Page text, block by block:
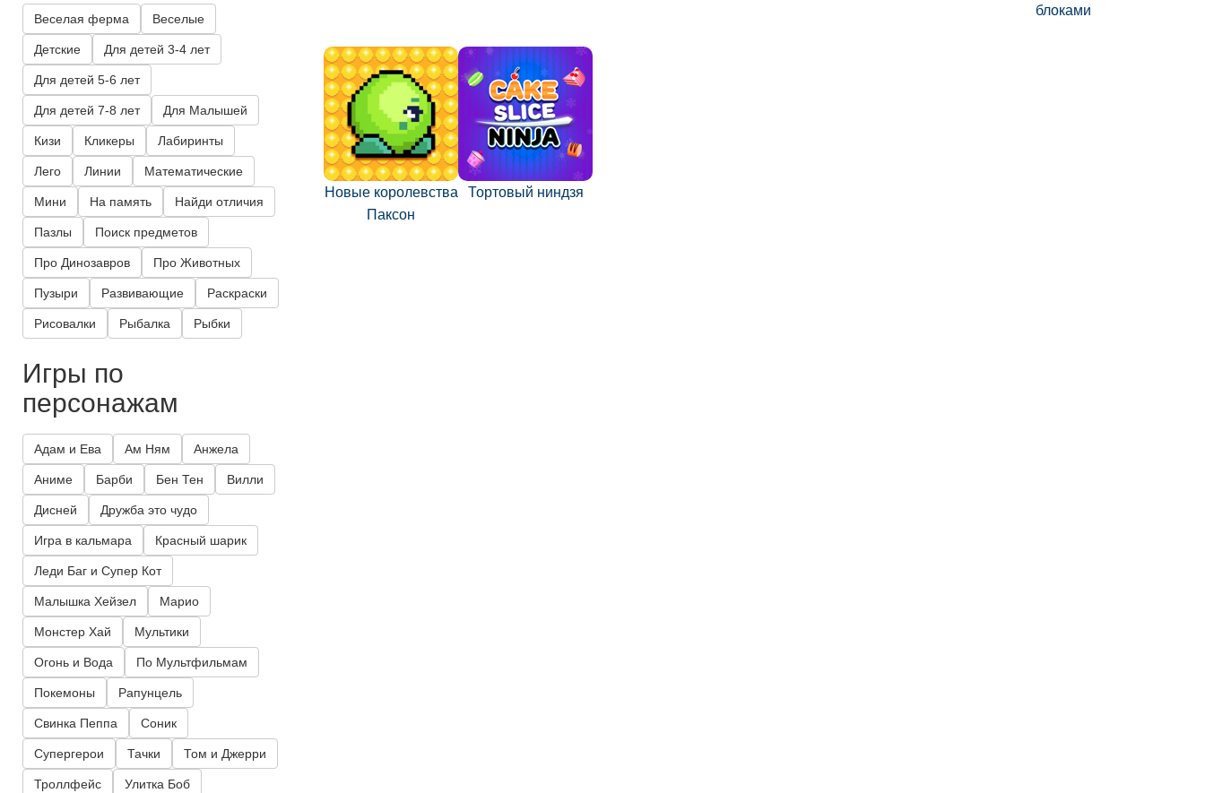
блоками
Новые королевства
Паксон
Тортовый ниндзя
Веселая ферма Веселые
Детские Для детей 3-4 лет
Для детей 5-6 лет
Для детей 7-8 лет Для Малышей
Кизи Кликеры Лабиринты
Лего Линии Математические
Мини На память Найди отличия
Пазлы Поиск предметов
Про Динозавров Про Животных
Пузыри Развивающие Раскраски
Рисовалки Рыбалка Рыбки
Игры по
персонажам
Адам и Ева Ам Ням Анжела
Аниме Барби Бен Тен Вилли
Дисней Дружба это чудо
Игра в кальмара Красный шарик
Леди Баг и Супер Кот
Малышка Хейзел Марио
Монстер Хай Мультики
Огонь и Вода По Мультфильмам
Покемоны Рапунцель
Свинка Пеппа Соник
Супергерои Тачки Том и Джерри
Троллфейс Улитка Боб